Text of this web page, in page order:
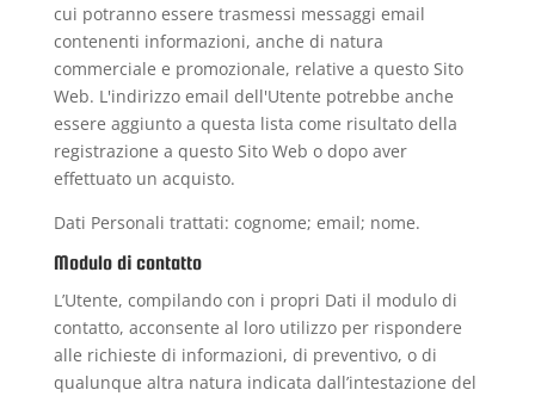
cui potranno essere trasmessi messaggi email
contenenti informazioni, anche di natura
commerciale e promozionale, relative a questo Sito
Web. L'indirizzo email dell'Utente potrebbe anche
essere aggiunto a questa lista come risultato della
registrazione a questo Sito Web o dopo aver
effettuato un acquisto.
Dati Personali trattati: cognome; email; nome.
Modulo di contatto
L’Utente, compilando con i propri Dati il modulo di
contatto, acconsente al loro utilizzo per rispondere
alle richieste di informazioni, di preventivo, o di
qualunque altra natura indicata dall’intestazione del